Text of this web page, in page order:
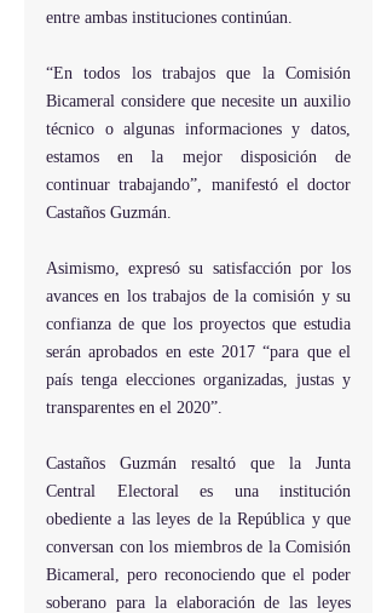
entre ambas instituciones continúan.
“En todos los trabajos que la Comisión
Bicameral considere que necesite un auxilio
técnico o algunas informaciones y datos,
estamos en la mejor disposición de
continuar trabajando”, manifestó el doctor
Castaños Guzmán.
Asimismo, expresó su satisfacción por los
avances en los trabajos de la comisión y su
confianza de que los proyectos que estudia
serán aprobados en este 2017 “para que el
país tenga elecciones organizadas, justas y
transparentes en el 2020”.
Castaños Guzmán resaltó que la Junta
Central Electoral es una institución
obediente a las leyes de la República y que
conversan con los miembros de la Comisión
Bicameral, pero reconociendo que el poder
soberano para la elaboración de las leyes